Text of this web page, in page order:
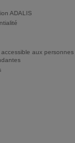
ADALIS
aux personnes